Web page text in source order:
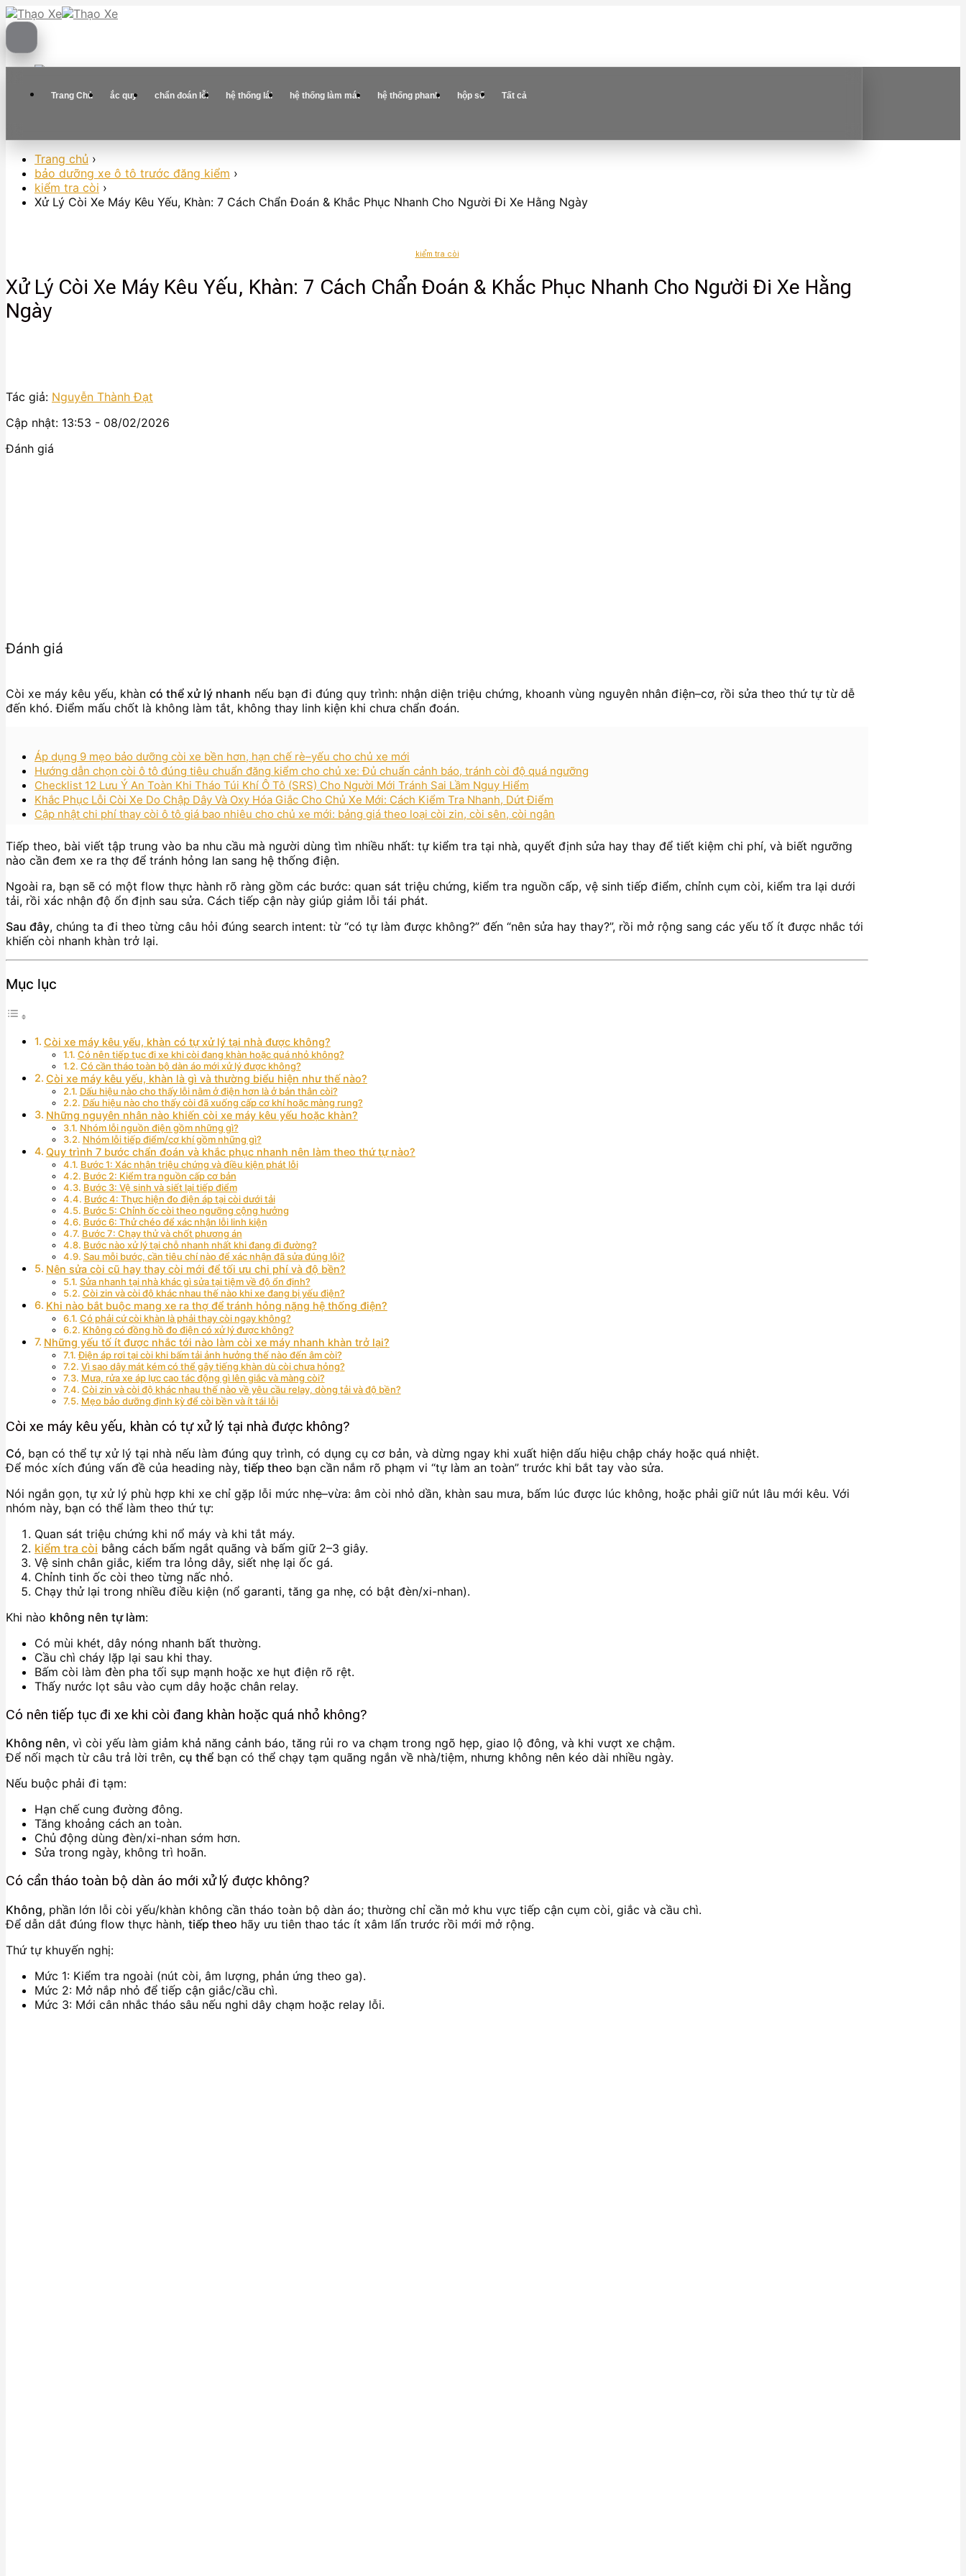
Skip
to
Trang Chủ ắc quy chẩn đoán lỗi hệ thống lái hệ thống làm mát hệ thống phanh hộp số Tất cả
Trang chủ ›
bảo dưỡng xe ô tô trước đăng kiểm ›
kiểm tra còi ›
Xử Lý Còi Xe Máy Kêu Yếu, Khàn: 7 Cách Chẩn Đoán & Khắc Phục Nhanh Cho Người Đi Xe Hằng Ngày
kiểm tra còi
Xử Lý Còi Xe Máy Kêu Yếu, Khàn: 7 Cách Chẩn Đoán & Khắc Phục Nhanh Cho Người Đi Xe Hằng
Ngày
Tác giả: Nguyễn Thành Đạt
Cập nhật: 13:53 - 08/02/2026
Đánh giá
Đánh giá
Còi xe máy kêu yếu, khàn có thể xử lý nhanh nếu bạn đi đúng quy trình: nhận diện triệu chứng, khoanh vùng nguyên nhân điện–cơ, rồi sửa theo thứ tự từ dễ
đến khó. Điểm mấu chốt là không làm tắt, không thay linh kiện khi chưa chẩn đoán.
Áp dụng 9 mẹo bảo dưỡng còi xe bền hơn, hạn chế rè–yếu cho chủ xe mới
Hướng dẫn chọn còi ô tô đúng tiêu chuẩn đăng kiểm cho chủ xe: Đủ chuẩn cảnh báo, tránh còi độ quá ngưỡng
Checklist 12 Lưu Ý An Toàn Khi Tháo Túi Khí Ô Tô (SRS) Cho Người Mới Tránh Sai Lầm Nguy Hiểm
Khắc Phục Lỗi Còi Xe Do Chập Dây Và Oxy Hóa Giắc Cho Chủ Xe Mới: Cách Kiểm Tra Nhanh, Dứt Điểm
Cập nhật chi phí thay còi ô tô giá bao nhiêu cho chủ xe mới: bảng giá theo loại còi zin, còi sên, còi ngân
Tiếp theo, bài viết tập trung vào ba nhu cầu mà người dùng tìm nhiều nhất: tự kiểm tra tại nhà, quyết định sửa hay thay để tiết kiệm chi phí, và biết ngưỡng
nào cần đem xe ra thợ để tránh hỏng lan sang hệ thống điện.
Ngoài ra, bạn sẽ có một flow thực hành rõ ràng gồm các bước: quan sát triệu chứng, kiểm tra nguồn cấp, vệ sinh tiếp điểm, chỉnh cụm còi, kiểm tra lại dưới
tải, rồi xác nhận độ ổn định sau sửa. Cách tiếp cận này giúp giảm lỗi tái phát.
Sau đây, chúng ta đi theo từng câu hỏi đúng search intent: từ “có tự làm được không?” đến “nên sửa hay thay?”, rồi mở rộng sang các yếu tố ít được nhắc tới
khiến còi nhanh khàn trở lại.
Mục lục
Còi xe máy kêu yếu, khàn có tự xử lý tại nhà được không?
Có nên tiếp tục đi xe khi còi đang khàn hoặc quá nhỏ không?
Có cần tháo toàn bộ dàn áo mới xử lý được không?
Còi xe máy kêu yếu, khàn là gì và thường biểu hiện như thế nào?
Dấu hiệu nào cho thấy lỗi nằm ở điện hơn là ở bản thân còi?
Dấu hiệu nào cho thấy còi đã xuống cấp cơ khí hoặc màng rung?
Những nguyên nhân nào khiến còi xe máy kêu yếu hoặc khàn?
Nhóm lỗi nguồn điện gồm những gì?
Nhóm lỗi tiếp điểm/cơ khí gồm những gì?
Quy trình 7 bước chẩn đoán và khắc phục nhanh nên làm theo thứ tự nào?
Bước 1: Xác nhận triệu chứng và điều kiện phát lỗi
Bước 2: Kiểm tra nguồn cấp cơ bản
Bước 3: Vệ sinh và siết lại tiếp điểm
Bước 4: Thực hiện đo điện áp tại còi dưới tải
Bước 5: Chỉnh ốc còi theo ngưỡng cộng hưởng
Bước 6: Thử chéo để xác nhận lỗi linh kiện
Bước 7: Chạy thử và chốt phương án
Bước nào xử lý tại chỗ nhanh nhất khi đang đi đường?
Sau mỗi bước, cần tiêu chí nào để xác nhận đã sửa đúng lỗi?
Nên sửa còi cũ hay thay còi mới để tối ưu chi phí và độ bền?
Sửa nhanh tại nhà khác gì sửa tại tiệm về độ ổn định?
Còi zin và còi độ khác nhau thế nào khi xe đang bị yếu điện?
Khi nào bắt buộc mang xe ra thợ để tránh hỏng nặng hệ thống điện?
Có phải cứ còi khàn là phải thay còi ngay không?
Không có đồng hồ đo điện có xử lý được không?
Những yếu tố ít được nhắc tới nào làm còi xe máy nhanh khàn trở lại?
Điện áp rơi tại còi khi bấm tải ảnh hưởng thế nào đến âm còi?
Vì sao dây mát kém có thể gây tiếng khàn dù còi chưa hỏng?
Mưa, rửa xe áp lực cao tác động gì lên giắc và màng còi?
Còi zin và còi độ khác nhau thế nào về yêu cầu relay, dòng tải và độ bền?
Mẹo bảo dưỡng định kỳ để còi bền và ít tái lỗi
Còi xe máy kêu yếu, khàn có tự xử lý tại nhà được không?
Có, bạn có thể tự xử lý tại nhà nếu làm đúng quy trình, có dụng cụ cơ bản, và dừng ngay khi xuất hiện dấu hiệu chập cháy hoặc quá nhiệt.
Để móc xích đúng vấn đề của heading này, tiếp theo bạn cần nắm rõ phạm vi “tự làm an toàn” trước khi bắt tay vào sửa.
Nói ngắn gọn, tự xử lý phù hợp khi xe chỉ gặp lỗi mức nhẹ–vừa: âm còi nhỏ dần, khàn sau mưa, bấm lúc được lúc không, hoặc phải giữ nút lâu mới kêu. Với
nhóm này, bạn có thể làm theo thứ tự:
Quan sát triệu chứng khi nổ máy và khi tắt máy.
kiểm tra còi bằng cách bấm ngắt quãng và bấm giữ 2–3 giây.
Vệ sinh chân giắc, kiểm tra lỏng dây, siết nhẹ lại ốc gá.
Chỉnh tinh ốc còi theo từng nấc nhỏ.
Chạy thử lại trong nhiều điều kiện (nổ garanti, tăng ga nhẹ, có bật đèn/xi-nhan).
Khi nào không nên tự làm:
Có mùi khét, dây nóng nhanh bất thường.
Cầu chì cháy lặp lại sau khi thay.
Bấm còi làm đèn pha tối sụp mạnh hoặc xe hụt điện rõ rệt.
Thấy nước lọt sâu vào cụm dây hoặc chân relay.
Có nên tiếp tục đi xe khi còi đang khàn hoặc quá nhỏ không?
Không nên, vì còi yếu làm giảm khả năng cảnh báo, tăng rủi ro va chạm trong ngõ hẹp, giao lộ đông, và khi vượt xe chậm.
Để nối mạch từ câu trả lời trên, cụ thể bạn có thể chạy tạm quãng ngắn về nhà/tiệm, nhưng không nên kéo dài nhiều ngày.
Nếu buộc phải đi tạm:
Hạn chế cung đường đông.
Tăng khoảng cách an toàn.
Chủ động dùng đèn/xi-nhan sớm hơn.
Sửa trong ngày, không trì hoãn.
Có cần tháo toàn bộ dàn áo mới xử lý được không?
Không, phần lớn lỗi còi yếu/khàn không cần tháo toàn bộ dàn áo; thường chỉ cần mở khu vực tiếp cận cụm còi, giắc và cầu chì.
Để dẫn dắt đúng flow thực hành, tiếp theo hãy ưu tiên thao tác ít xâm lấn trước rồi mới mở rộng.
Thứ tự khuyến nghị:
Mức 1: Kiểm tra ngoài (nút còi, âm lượng, phản ứng theo ga).
Mức 2: Mở nắp nhỏ để tiếp cận giắc/cầu chì.
Mức 3: Mới cân nhắc tháo sâu nếu nghi dây chạm hoặc relay lỗi.